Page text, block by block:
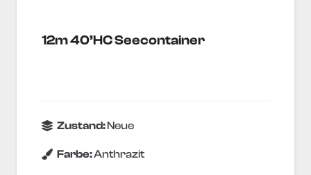
12m 40’HC Seecontainer
Zustand:Neue
Farbe:Anthrazit